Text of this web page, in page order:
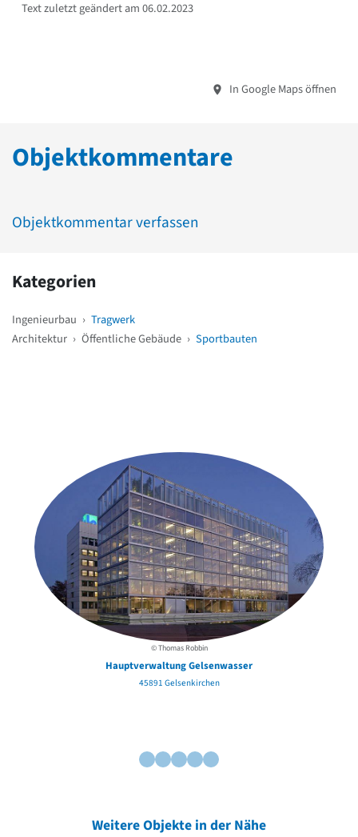
Text zuletzt geändert am 06.02.2023
In Google Maps öffnen
Objektkommentare
Objektkommentar verfassen
Kategorien
Ingenieurbau › Tragwerk
Architektur › Öffentliche Gebäude › Sportbauten
© Thomas Robbin
Hauptverwaltung Gelsenwasser
45891 Gelsenkirchen
Weitere Objekte in der Nähe